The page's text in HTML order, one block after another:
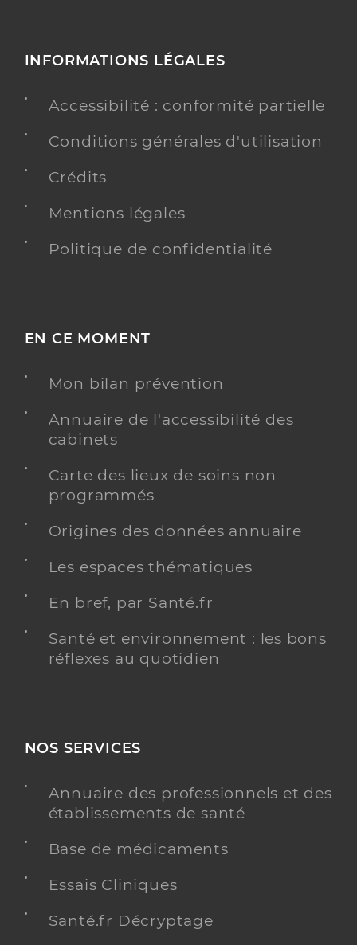
INFORMATIONS LÉGALES
Accessibilité : conformité partielle
Conditions générales d'utilisation
Crédits
Mentions légales
Politique de confidentialité
EN CE MOMENT
Mon bilan prévention
Annuaire de l'accessibilité des
cabinets
Carte des lieux de soins non
programmés
Origines des données annuaire
Les espaces thématiques
En bref, par Santé.fr
Santé et environnement : les bons
réflexes au quotidien
NOS SERVICES
Annuaire des professionnels et des
établissements de santé
Base de médicaments
Essais Cliniques
Santé.fr Décryptage